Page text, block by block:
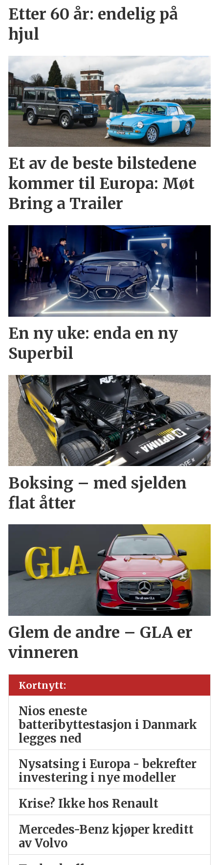
Etter 60 år: endelig på
hjul
Et av de beste bilstedene
kommer til Europa: Møt
Bring a Trailer
En ny uke: enda en ny
Superbil
Boksing – med sjelden
flat åtter
Glem de andre – GLA er
vinneren
Kortnytt:
Nios eneste
batteribyttestasjon i Danmark
legges ned
Nysatsing i Europa - bekrefter
investering i nye modeller
Krise? Ikke hos Renault
Mercedes-Benz kjøper kreditt
av Volvo